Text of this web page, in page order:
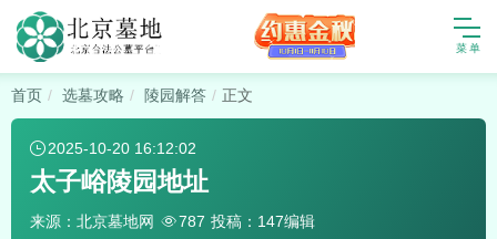
首页 选墓攻略 陵园解答 正文
2025-10-20 16:12:02
太子峪陵园地址
来源：北京墓地网 787 投稿：147编辑